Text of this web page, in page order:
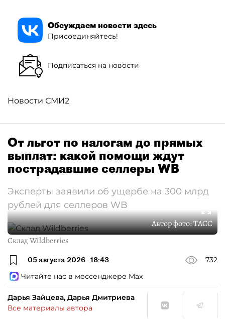
Обсуждаем новости здесь
Присоединяйтесь!
Подписаться на новости
Новости СМИ2
От льгот по налогам до прямых
выплат: какой помощи ждут
пострадавшие селлеры WB
Эксперты заявили об ущербе на 300 млрд
рублей для селлеров WB
Автор фото:ТАСС
Склад Wildberries
05 августа 2026 18:43
732
Читайте нас в мессенджере Max
Дарья Зайцева, Дарья Дмитриева
Все материалы автора